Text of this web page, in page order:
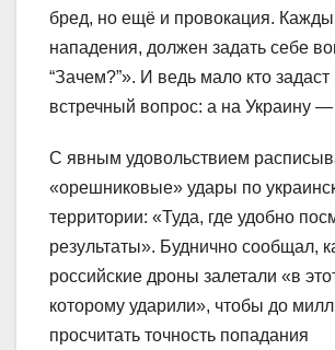
бред, но ещё и провокация.
нападения, должен задать себе
“Зачем?”». И ведь мало кто
встречный вопрос: а на Украину
С явным удовольствием
«орешниковые» удары по
территории: «Туда, где удобно
результаты». Буднично сообщал,
российские дроны залетали «в
которому ударили», чтобы до
просчитать точность попадания